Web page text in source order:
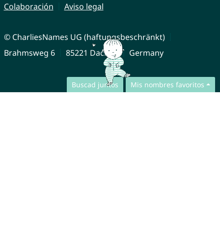
Buscad juntos Mis nombres favoritos
Colaboración
Aviso legal
© CharliesNames UG (haftungsbeschränkt)
Brahmsweg 6
85221 Dachau Germany